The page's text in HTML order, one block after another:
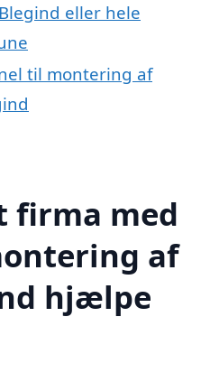
eller hele
til montering af
firma med
af
hjælpe